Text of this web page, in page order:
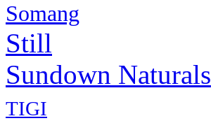
Somang
Still
Sundown Naturals
TIGI